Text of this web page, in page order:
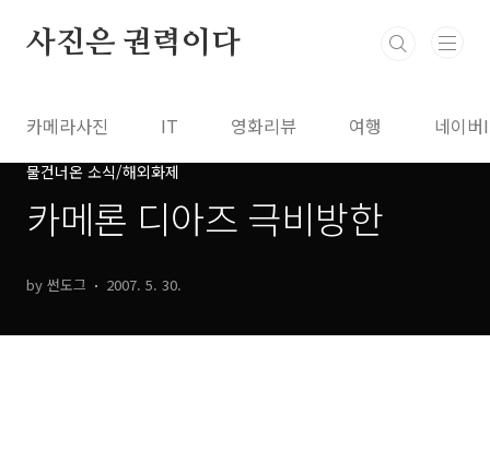
사진은 권력이다
카메라사진 IT 영화리뷰 여행 네이
물건너온 소식/해외화제
카메론 디아즈 극비방한
by 썬도그 2007. 5. 30.